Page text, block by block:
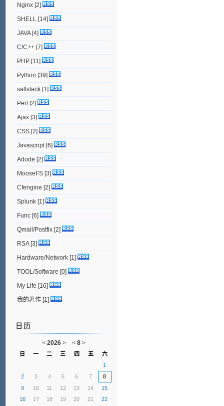
Nginx[2]
SHELL [14]
JAVA[4]
C/C++[7]
PHP[11]
Python [39]
saltstack[1]
Perl [2]
Ajax[3]
CSS[2]
Javascript[6]
Adode [2]
MooseFS[3]
Cfengine [2]
Splunk[1]
Func[6]
Qmail/Postfix[2]
RSA[3]
Hardware/Network[1]
TOOL/Software [0]
My Life [16]
我的著作[1]
日历
< 2026 > < 8 >
日 一 二 三 四 五
六
1
2
3 4 5 6 7
8
9
10 11 12 13 14
15
16
17 18 19 20 21
22